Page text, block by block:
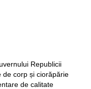
Republicii
de corp și ciorăpărie
de calitate